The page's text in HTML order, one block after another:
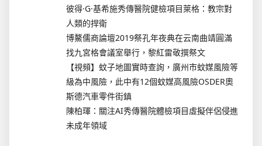
彼得·G·基希施秀傳醫院健檢項目萊格：教宗對
人類的捍衛
博鰲儒商論壇2019祭孔年夜典在云南曲靖圓滿
找九宮格會議室舉行，黎紅雷敬撰祭文
【視頻】蚊子地圖實時查詢，廣州市蚊媒風險等
級為中風險，此中有12個蚊媒高風險OSDER奧
斯德汽車零件街鎮
陳柏琿：關注AI秀傳醫院體檢項目虛擬伴侶侵進
未成年領域